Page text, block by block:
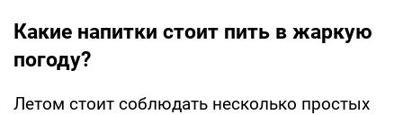
Какие напитки стоит пить в жаркую
погоду?
Летом стоит соблюдать несколько простых